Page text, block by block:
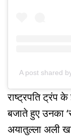
A post shared
राष्ट्रपति ट्रंप
बजाते हुए उनका
अयातुल्ला अली